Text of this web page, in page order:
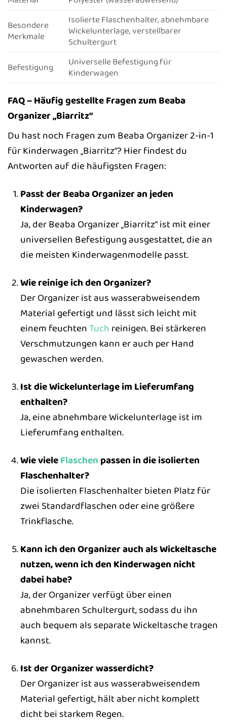
Besondere
Merkmale
Isolierte Flaschenhalter, abnehmbare
Wickelunterlage, verstellbarer
Schultergurt
Befestigung
Universelle Befestigung für
Kinderwagen
FAQ – Häufig gestellte Fragen zum Beaba
Organizer „Biarritz“
Du hast noch Fragen zum Beaba Organizer 2-in-1
für Kinderwagen „Biarritz“? Hier findest du
Antworten auf die häufigsten Fragen:
Passt der Beaba Organizer an jeden
Kinderwagen?
Ja, der Beaba Organizer „Biarritz“ ist mit einer
universellen Befestigung ausgestattet, die an
die meisten Kinderwagenmodelle passt.
Wie reinige ich den Organizer?
Der Organizer ist aus wasserabweisendem
Material gefertigt und lässt sich leicht mit
einem feuchtenTuch reinigen. Bei stärkeren
Verschmutzungen kann er auch per Hand
gewaschen werden.
Ist die Wickelunterlage im Lieferumfang
enthalten?
Ja, eine abnehmbare Wickelunterlage ist im
Lieferumfang enthalten.
Wie vieleFlaschen passen in die isolierten
Flaschenhalter?
Die isolierten Flaschenhalter bieten Platz für
zwei Standardflaschen oder eine größere
Trinkflasche.
Kann ich den Organizer auch als Wickeltasche
nutzen, wenn ich den Kinderwagen nicht
dabei habe?
Ja, der Organizer verfügt über einen
abnehmbaren Schultergurt, sodass du ihn
auch bequem als separate Wickeltasche tragen
kannst.
Ist der Organizer wasserdicht?
Der Organizer ist aus wasserabweisendem
Material gefertigt, hält aber nicht komplett
dicht bei starkem Regen.